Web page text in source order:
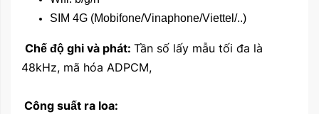
SIM 4G (Mobifone/Vinaphone/Viettel/..)
Chế độ ghi và phát: Tần số lấy mẫu tối đa là
48kHz, mã hóa ADPCM,
Công suất ra loa: